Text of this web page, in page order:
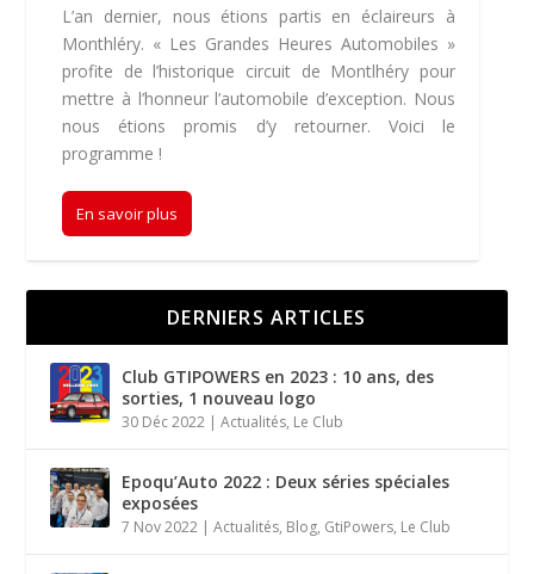
L’an dernier, nous étions partis en éclaireurs à
Monthléry. « Les Grandes Heures Automobiles »
profite de l’historique circuit de Montlhéry pour
mettre à l’honneur l’automobile d’exception. Nous
nous étions promis d’y retourner. Voici le
programme !
En savoir plus
DERNIERS ARTICLES
Club GTIPOWERS en 2023 : 10 ans, des
sorties, 1 nouveau logo
30 Déc 2022 |Actualités, Le Club
Epoqu’Auto 2022 : Deux séries spéciales
exposées
7 Nov 2022 |Actualités, Blog, GtiPowers, Le Club